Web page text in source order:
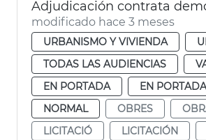
modificado hace 3 meses
URBANISMO Y VIVIENDA
TODAS LAS AUDIENCIAS
EN PORTADA
EN
NORMAL
OBRES
LICITACIÓ
LICITACIÓN